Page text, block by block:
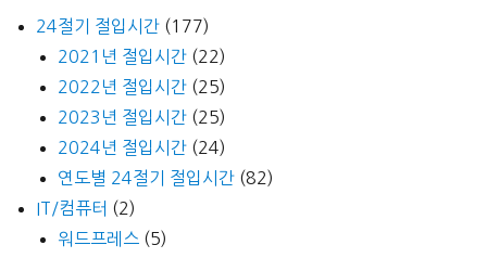
24절기 절입시간 (177)
2021년 절입시간 (22)
2022년 절입시간 (25)
2023년 절입시간 (25)
2024년 절입시간 (24)
연도별 24절기 절입시간 (82)
IT/컴퓨터 (2)
워드프레스 (5)